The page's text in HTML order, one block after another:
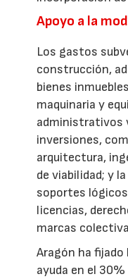
Apoyo a la
Los gastos
construcción,
bienes
maquinaria y
administrativos
inversiones,
arquitectura,
de viabilidad; y
soportes
licencias,
marcas
Aragón ha
ayuda en el